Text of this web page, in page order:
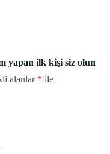
yapan ilk kişi siz olun
alanlar * ile